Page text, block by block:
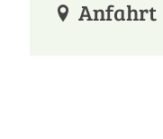
Anfahrt